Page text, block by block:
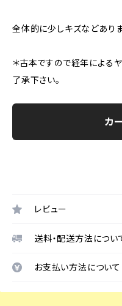
全体的に少しキズなどあり
＊古本ですので経年による
了承下さい。
カ
レビュー
送料・配送方法につい
お支払い方法について